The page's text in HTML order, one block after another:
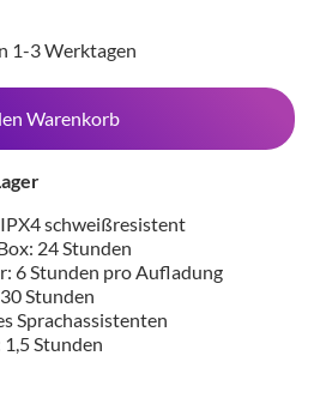
1-3 Werktagen
Warenkorb
schweißresistent
24 Stunden
6 Stunden pro Aufladung
Stunden
Sprachassistenten
Stunden